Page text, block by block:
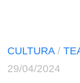
CULTURA/
29/04/2024